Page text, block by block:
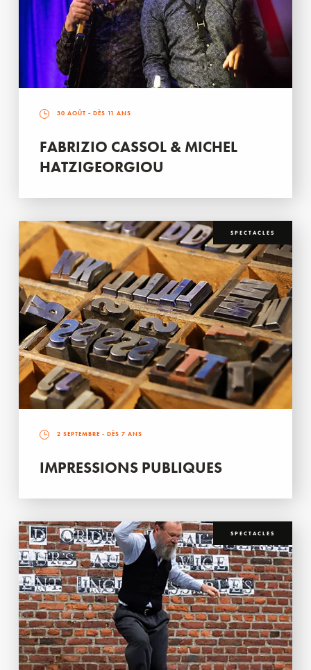
30 AOÛT - DÈS 11 ANS
FABRIZIO CASSOL & MICHEL
HATZIGEORGIOU
SPECTACLES
2 SEPTEMBRE - DÈS 7 ANS
IMPRESSIONS PUBLIQUES
SPECTACLES